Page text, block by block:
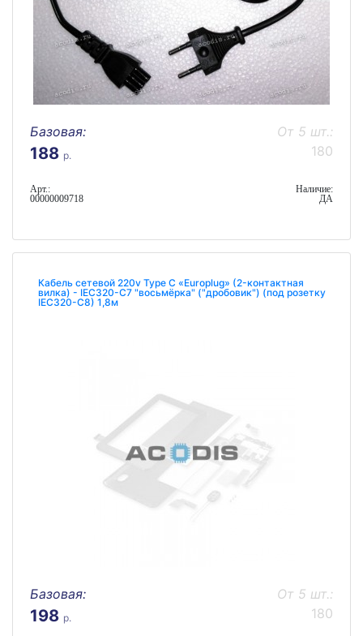
Базовая:
188 р.
От 5 шт.:
180
Арт.:
00000009718
Наличие:
ДА
Кабель сетевой 220v Type С «Europlug» (2-контактная
вилка) - IEC320-C7 "восьмёрка" ("дробовик") (под розетку
IEC320-C8) 1,8м
Базовая:
198 р.
От 5 шт.:
180